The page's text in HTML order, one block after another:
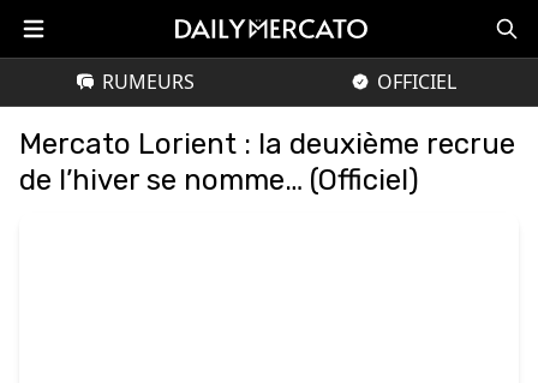
RUMEURS OFFICIEL
Mercato Lorient : la deuxième recrue
de l’hiver se nomme… (Officiel)